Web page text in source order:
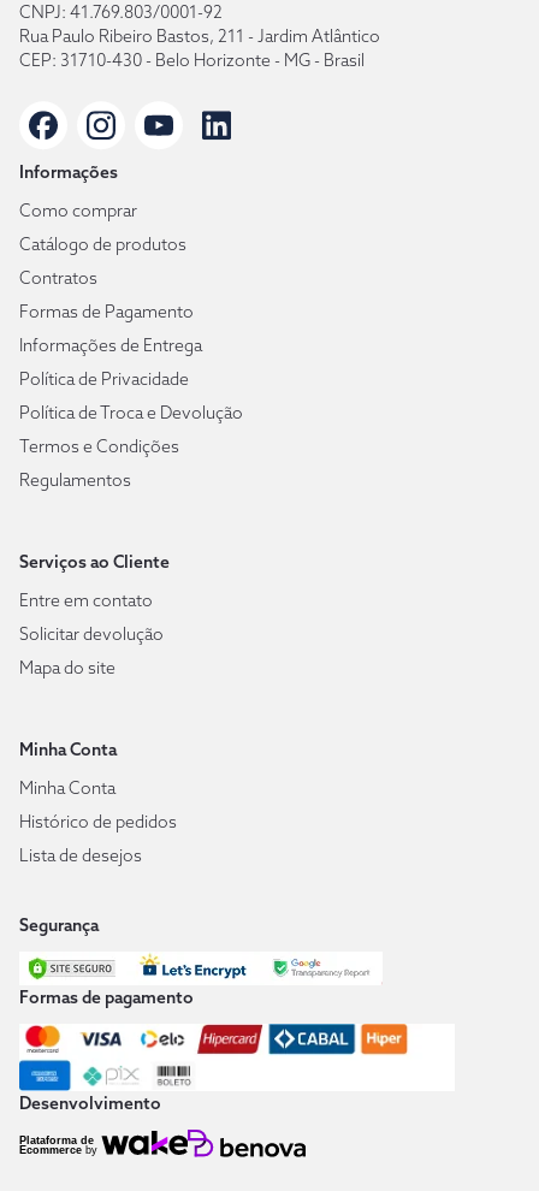
CNPJ: 41.769.803/0001-92
Rua Paulo Ribeiro Bastos, 211 - Jardim Atlântico
CEP: 31710-430 - Belo Horizonte - MG - Brasil
Informações
Como comprar
Catálogo de produtos
Contratos
Formas de Pagamento
Informações de Entrega
Política de Privacidade
Política de Troca e Devolução
Termos e Condições
Regulamentos
Serviços ao Cliente
Entre em contato
Solicitar devolução
Mapa do site
Minha Conta
Minha Conta
Histórico de pedidos
Lista de desejos
Segurança
Formas de pagamento
Desenvolvimento